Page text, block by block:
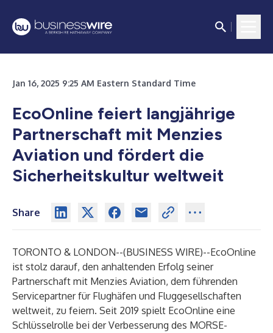
Jan 16, 2025 9:25 AM Eastern Standard Time
EcoOnline feiert langjährige
Partnerschaft mit Menzies
Aviation und fördert die
Sicherheitskultur weltweit
Share
TORONTO & LONDON--(BUSINESS WIRE)--EcoOnline
ist stolz darauf, den anhaltenden Erfolg seiner
Partnerschaft mit Menzies Aviation, dem führenden
Servicepartner für Flughäfen und Fluggesellschaften
weltweit, zu feiern. Seit 2019 spielt EcoOnline eine
Schlüsselrolle bei der Verbesserung des MORSE-